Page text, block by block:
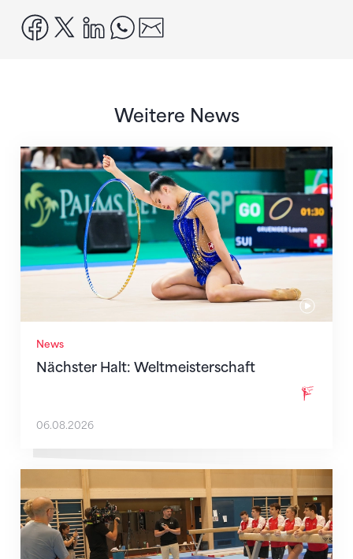
facebook
x linkedinwhatsapp
Weitere News
News
Nächster Halt: Weltmeisterschaft
Nächster Halt: Weltmeisterschaft
06.08.2026
Mit klaren Zielen nach Zagreb